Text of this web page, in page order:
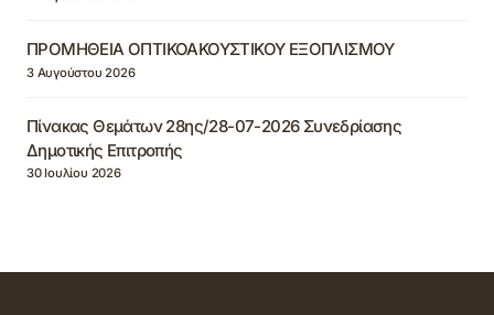
ΠΡΟΜΗΘΕΙΑ ΟΠΤΙΚΟΑΚΟΥΣΤΙΚΟΥ ΕΞΟΠΛΙΣΜΟΥ
3 Αυγούστου 2026
Πίνακας Θεμάτων 28ης/28-07-2026 Συνεδρίασης
Δημοτικής Επιτροπής
30 Ιουλίου 2026